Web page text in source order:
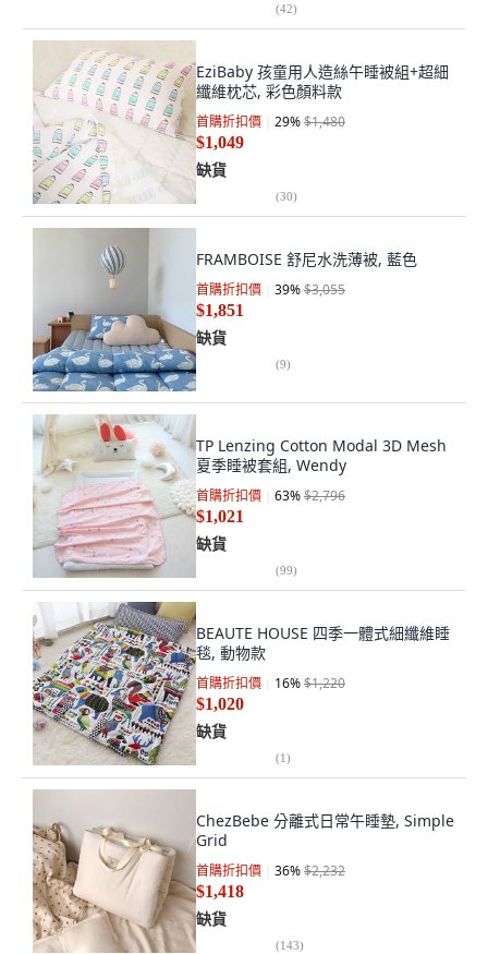
(42)
EziBaby 孩童用人造絲午睡被組+超細
纖維枕芯, 彩色顏料款
首購折扣價 29%$1,480
$1,049
缺貨
(30)
FRAMBOISE 舒尼水洗薄被, 藍色
首購折扣價 39%$3,055
$1,851
缺貨
(9)
TP Lenzing Cotton Modal 3D Mesh
夏季睡被套組, Wendy
首購折扣價 63%$2,796
$1,021
缺貨
(99)
BEAUTE HOUSE 四季一體式細纖維睡
毯, 動物款
首購折扣價 16%$1,220
$1,020
缺貨
(1)
ChezBebe 分離式日常午睡墊, Simple
Grid
首購折扣價 36%$2,232
$1,418
缺貨
(143)